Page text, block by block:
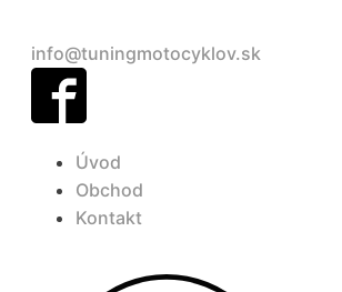
info@tuningmotocyklov.sk
Úvod
Obchod
Kontakt